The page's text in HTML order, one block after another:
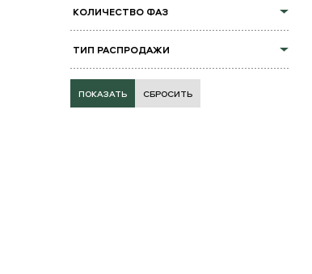
КОЛИЧЕСТВО ФАЗ
ТИП РАСПРОДАЖИ
СБРОСИТЬ